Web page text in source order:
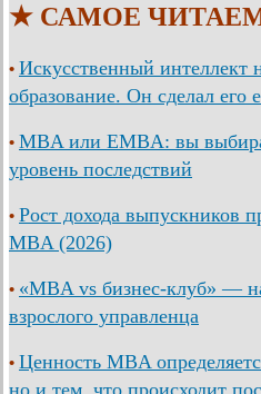
★ САМОЕ
• Искусственный интеллект
образование. Он сделал его
• MBA или EMBA: вы
уровень последствий
• Рост дохода выпускников
MBA (2026)
• «MBA vs бизнес-клуб» —
взрослого управленца
• Ценность MBA
но и тем, что происходит